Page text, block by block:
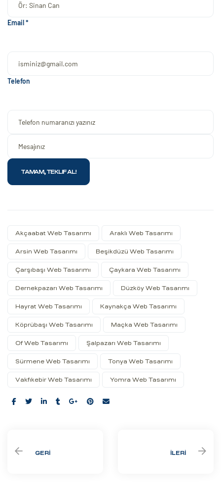
Email *
Telefon
Akçaabat Web Tasarımı Araklı Web Tasarımı
Arsin Web Tasarımı Beşikdüzü Web Tasarımı
Çarşıbaşı Web Tasarımı Çaykara Web Tasarımı
Dernekpazarı Web Tasarımı Düzköy Web Tasarımı
Hayrat Web Tasarımı Kaynakça Web Tasarımı
Köprübaşı Web Tasarımı Maçka Web Tasarımı
Of Web Tasarımı Şalpazarı Web Tasarımı
Sürmene Web Tasarımı Tonya Web Tasarımı
Vakfıkebir Web Tasarımı Yomra Web Tasarımı
Share:
GERI İLERI